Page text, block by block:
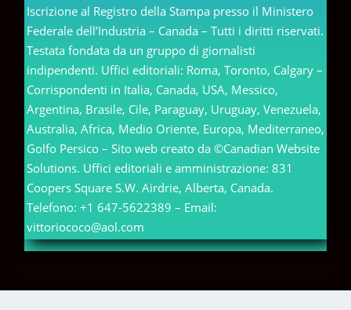
Iscrizione al Registro della Stampa presso il Ministero
Federale dell’Industria – Canada – Tutti i diritti riservati.
Testata fondata da un gruppo di giornalisti
indipendenti. Uffici editoriali: Roma, Toronto, Calgary –
Corrispondenti in Italia, Canada, USA, Messico,
Argentina, Brasile, Cile, Paraguay, Uruguay, Venezuela,
Australia, Africa, Medio Oriente, Europa, Mediterraneo,
Golfo Persico – Sito web creato da ©Canadian Website
Solutions. Uffici editoriali e amministrazione: 831
Coopers Square S.W. Airdrie, Alberta, Canada.
Telefono: +1 647-5622389 – Email:
vittoriococo@aol.com